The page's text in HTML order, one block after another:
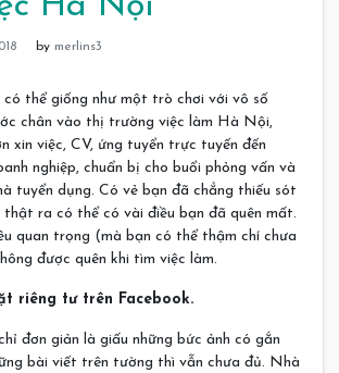
by merlins3
có thể giống như một trò chơi với vô số
chân vào thị trường việc làm Hà Nội,
xin việc, CV, ứng tuyển trực tuyến đến
nghiệp, chuẩn bị cho buổi phỏng vấn và
tuyển dụng. Có vẻ bạn đã chẳng thiếu sót
thật ra có thể có vài điều bạn đã quên mất.
quan trọng (mà bạn có thể thậm chí chưa
được quên khi tìm việc làm.
riêng tư trên Facebook.
đơn giản là giấu những bức ảnh có gắn
bài viết trên tường thì vẫn chưa đủ. Nhà